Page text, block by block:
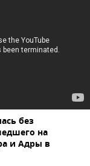
без
на
и Адры в